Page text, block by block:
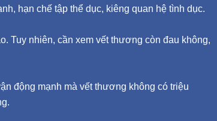
hạn chế tập thể dục, kiêng quan hệ tình dục.
Tuy nhiên, cần xem vết thương còn đau không,
động mạnh mà vết thương không có triệu